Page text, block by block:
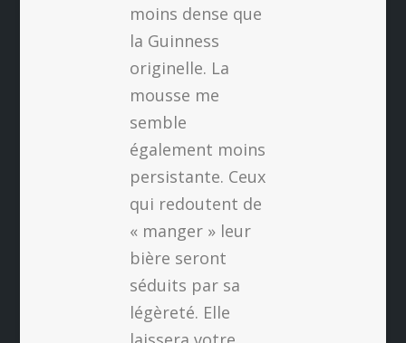
moins dense que
la Guinness
originelle. La
mousse me
semble
également moins
persistante. Ceux
qui redoutent de
« manger » leur
bière seront
séduits par sa
légèreté. Elle